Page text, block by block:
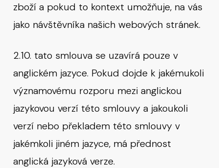
zboží a pokud to kontext umožňuje, na vás
jako návštěvníka našich webových stránek.
2.10. tato smlouva se uzavírá pouze v
anglickém jazyce. Pokud dojde k jakémukoli
významovému rozporu mezi anglickou
jazykovou verzí této smlouvy a jakoukoli
verzí nebo překladem této smlouvy v
jakémkoli jiném jazyce, má přednost
anglická jazyková verze.